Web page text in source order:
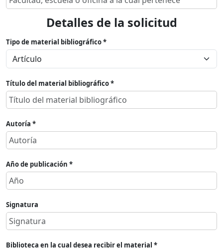
Detalles de la solicitud
Tipo de material bibliográfico *
Título del material bibliográfico *
Autoría *
Año de publicación *
Signatura
Biblioteca en la cual desea recibir el material *